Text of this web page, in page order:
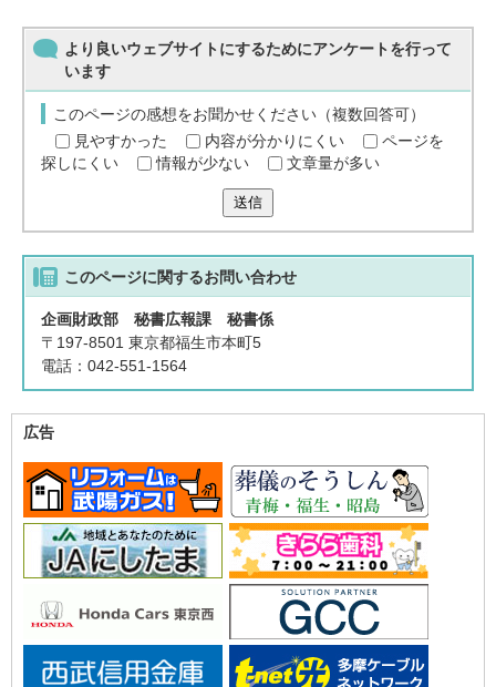
より良いウェブサイトにするためにアンケートを行って
います
このページの感想をお聞かせください（複数回答可）
見やすかった
内容が分かりにくい
ページを
探しにくい
情報が少ない 文章量が多い
送信
このページに関するお問い合わせ
企画財政部 秘書広報課 秘書係
〒197-8501 東京都福生市本町5
電話：042-551-1564
広告